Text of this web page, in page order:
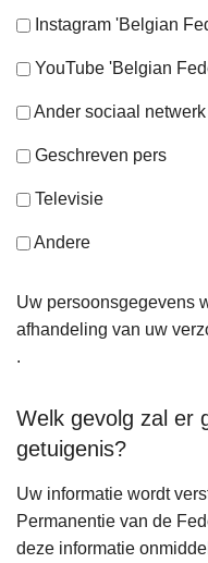
Instagram 'Belgian
YouTube 'Belgian
Ander sociaal netwerk
Geschreven pers
Televisie
Andere
Uw persoonsgegevens
afhandeling van uw
.
Welk gevolg zal er
getuigenis?
Uw informatie wordt
Permanentie van de
deze informatie